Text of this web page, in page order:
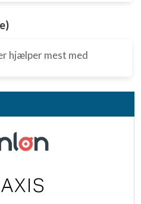
hjælper mest med